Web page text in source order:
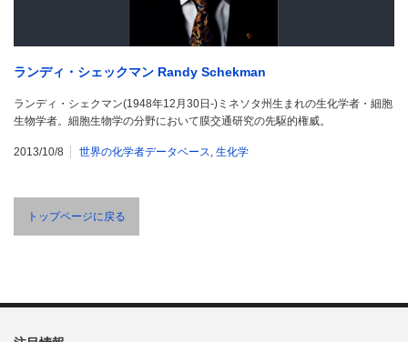
ランディ・シェックマン Randy Schekman
ランディ・シェクマン(1948年12月30日-)ミネソタ州生まれの生化学者・細胞
生物学者。細胞生物学の分野において膜交通研究の先駆的権威。
2013/10/8 世界の化学者データベース 生化学
トップページに戻る